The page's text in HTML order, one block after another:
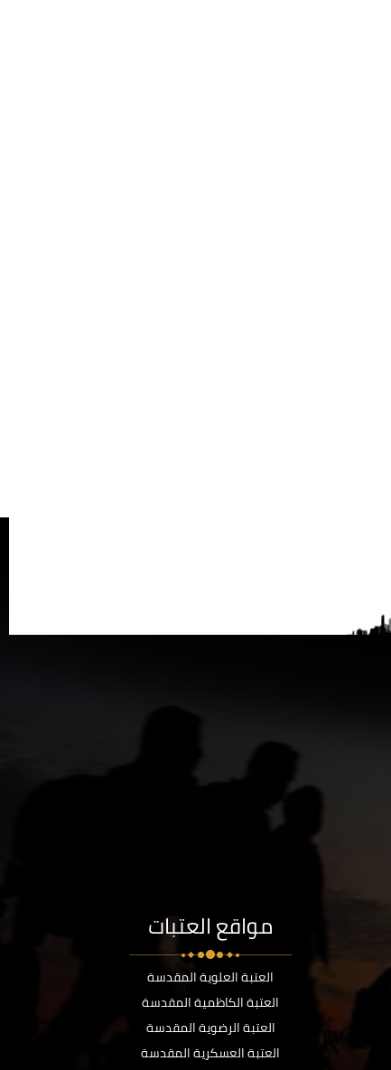
مواقع العتبات
العتبة العلوية المقدسة
العتبة الكاظمية المقدسة
العتبة الرضوية المقدسة
العتبة العسكرية المقدسة